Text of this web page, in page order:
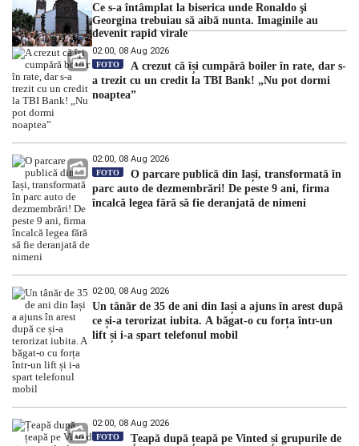
Ce s-a întâmplat la biserica unde Ronaldo şi
Georgina trebuiau să aibă nunta. Imaginile au
devenit rapid virale
02:00, 08 Aug 2026
FOTO
A crezut că își cumpără boiler în rate, dar s-
a trezit cu un credit la TBI Bank! „Nu pot dormi
noaptea”
02:00, 08 Aug 2026
FOTO
O parcare publică din Iași, transformată în
parc auto de dezmembrări! De peste 9 ani, firma
încalcă legea fără să fie deranjată de nimeni
02:00, 08 Aug 2026
Un tânăr de 35 de ani din Iași a ajuns în arest după
ce și-a terorizat iubita. A băgat-o cu forța într-un
lift și i-a spart telefonul mobil
02:00, 08 Aug 2026
FOTO
Țeapă după țeapă pe Vinted și grupurile de